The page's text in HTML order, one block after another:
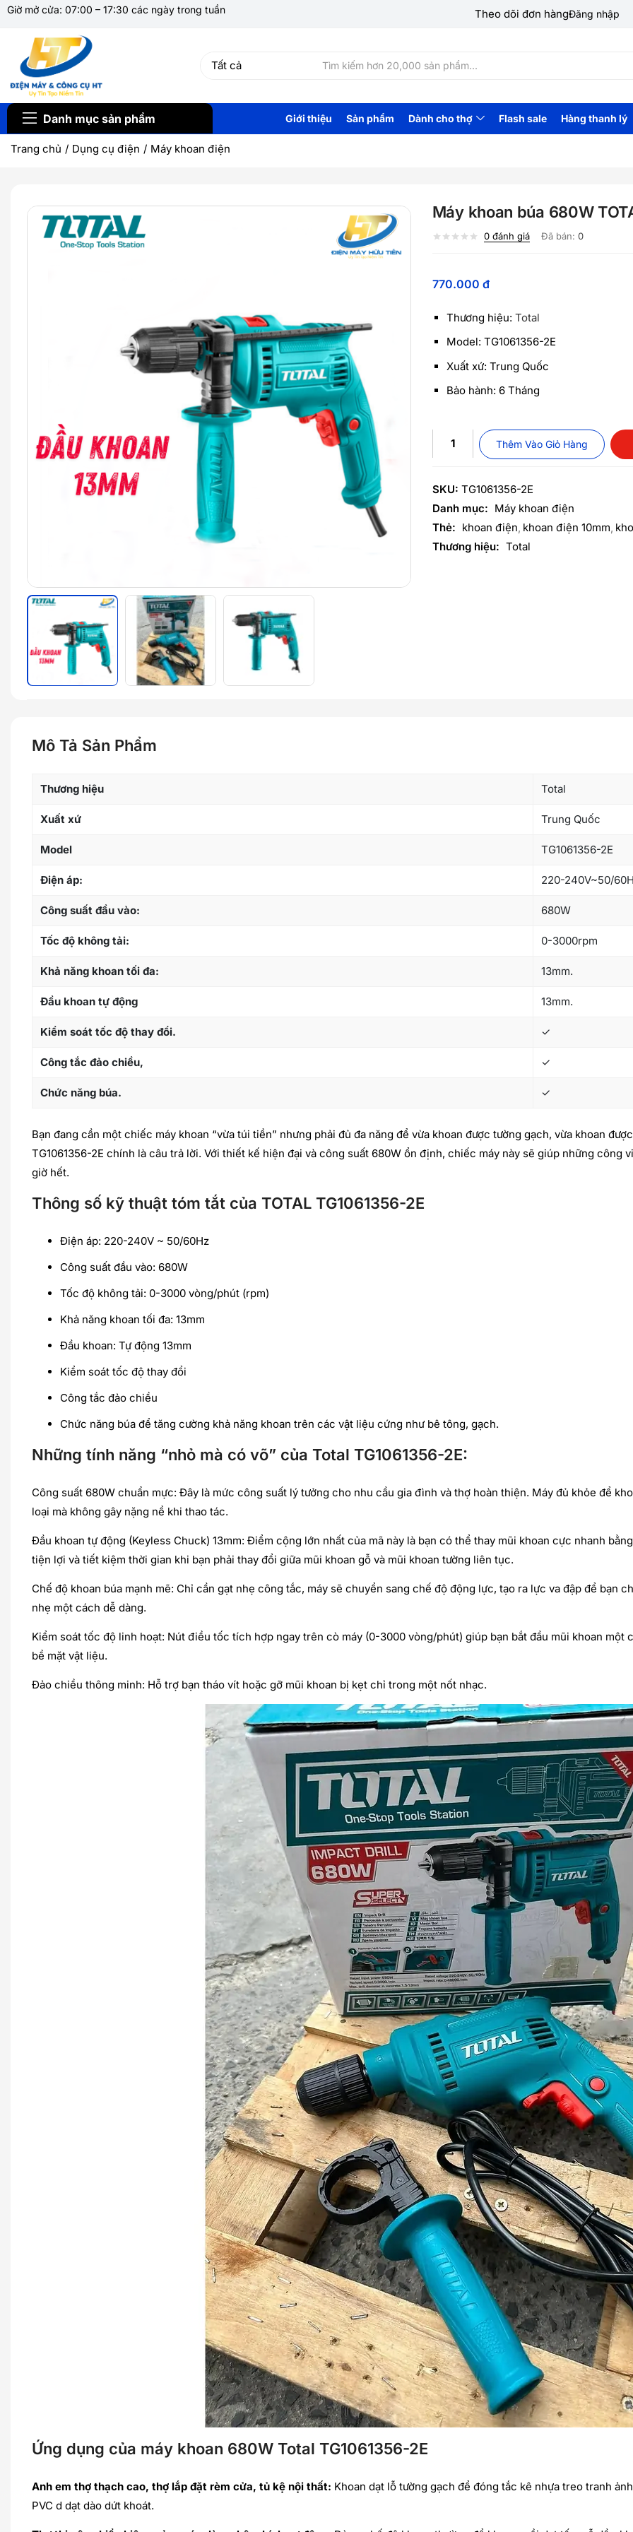
Giờ mở cửa: 07:00 – 17:30 các ngày trong tuần Theo dõi đơn hàngĐăng nhập
Danh mục sản phẩm Giới thiệu Sản phẩm Dành cho thợ Flash sale Hàng thanh lý
Trang chủ Dụng cụ điện Máy khoan điện
Máy khoan búa 680W
0đánh giá Đã bán: 0
770.000 đ
Thương hiệu: Total
Model: TG1061356-2E
Xuất xứ: Trung Quốc
Bảo hành: 6 Tháng
Thêm Vào Giỏ Hàng
SKU: TG1061356-2E
Danh mục: Máy khoan điện
Thẻ: khoan điện khoan điện 10mm
Thương hiệu: Total
Mô Tả Sản Phẩm
Thương hiệu Total
Xuất xứ Trung Quốc
Model TG1061356-2E
Điện áp: 220-240V~50/
Công suất đầu vào: 680W
Tốc độ không tải: 0-3000rpm
Khả năng khoan tối đa: 13mm.
Đầu khoan tự động 13mm.
Kiểm soát tốc độ thay đổi. ✓
Công tắc đảo chiều, ✓
Chức năng búa. ✓
Bạn đang cần một chiếc máy khoan “vừa túi tiền” nhưng phải đủ đa năng để vừa khoan được tường gạch, vừa khoan
TG1061356-2E chính là câu trả lời. Với thiết kế hiện đại và công suất 680W ổn định, chiếc máy này sẽ giúp những công
giờ hết.
Thông số kỹ thuật tóm tắt của TOTAL TG1061356-2E
Điện áp: 220-240V ~ 50/60Hz
Công suất đầu vào: 680W
Tốc độ không tải: 0-3000 vòng/phút (rpm)
Khả năng khoan tối đa: 13mm
Đầu khoan: Tự động 13mm
Kiểm soát tốc độ thay đổi
Công tắc đảo chiều
Chức năng búa để tăng cường khả năng khoan trên các vật liệu cứng như bê tông, gạch.
Những tính năng “nhỏ mà có võ” của Total TG1061356-2E:
Công suất 680W chuẩn mực: Đây là mức công suất lý tưởng cho nhu cầu gia đình và thợ hoàn thiện. Máy đủ khỏe để
loại mà không gây nặng nề khi thao tác.
Đầu khoan tự động (Keyless Chuck) 13mm: Điểm cộng lớn nhất của mã này là bạn có thể thay mũi khoan cực nhanh
tiện lợi và tiết kiệm thời gian khi bạn phải thay đổi giữa mũi khoan gỗ và mũi khoan tường liên tục.
Chế độ khoan búa mạnh mẽ: Chỉ cần gạt nhẹ công tắc, máy sẽ chuyển sang chế độ động lực, tạo ra lực va đập để bạn
nhẹ một cách dễ dàng.
Kiểm soát tốc độ linh hoạt: Nút điều tốc tích hợp ngay trên cò máy (0-3000 vòng/phút) giúp bạn bắt đầu mũi khoan
bề mặt vật liệu.
Đảo chiều thông minh: Hỗ trợ bạn tháo vít hoặc gỡ mũi khoan bị kẹt chỉ trong một nốt nhạc.
Ứng dụng của máy khoan 680W Total TG1061356-2E
Anh em thợ thạch cao, thợ lắp đặt rèm cửa, tủ kệ nội thất: Khoan dạt lỗ tường gạch để đóng tắc kê nhựa treo tranh
PVC d dạt dào dứt khoát.